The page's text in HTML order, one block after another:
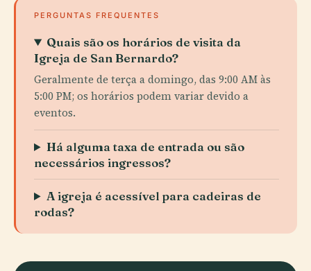
PERGUNTAS FREQUENTES
Quais são os horários de visita da
Igreja de San Bernardo?
Geralmente de terça a domingo, das 9:00 AM às
5:00 PM; os horários podem variar devido a
eventos.
Há alguma taxa de entrada ou são
necessários ingressos?
A igreja é acessível para cadeiras de
rodas?